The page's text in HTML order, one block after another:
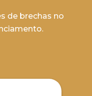
de brechas no